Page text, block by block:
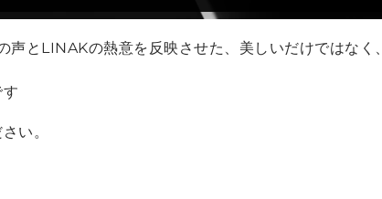
とLINAKの熱意を反映させた、美しいだけではなく、
い。